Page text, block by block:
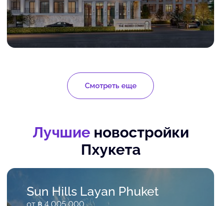
Смотреть еще
Лучшиеновостройки
Пхукета
Sun Hills Layan Phuket